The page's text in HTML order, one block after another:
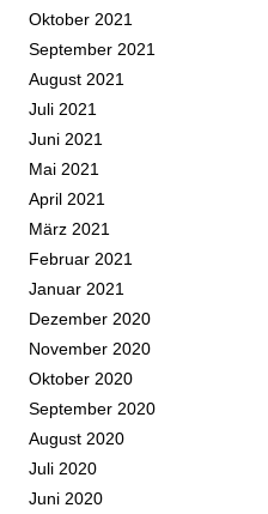
Oktober 2021
September 2021
August 2021
Juli 2021
Juni 2021
Mai 2021
April 2021
März 2021
Februar 2021
Januar 2021
Dezember 2020
November 2020
Oktober 2020
September 2020
August 2020
Juli 2020
Juni 2020